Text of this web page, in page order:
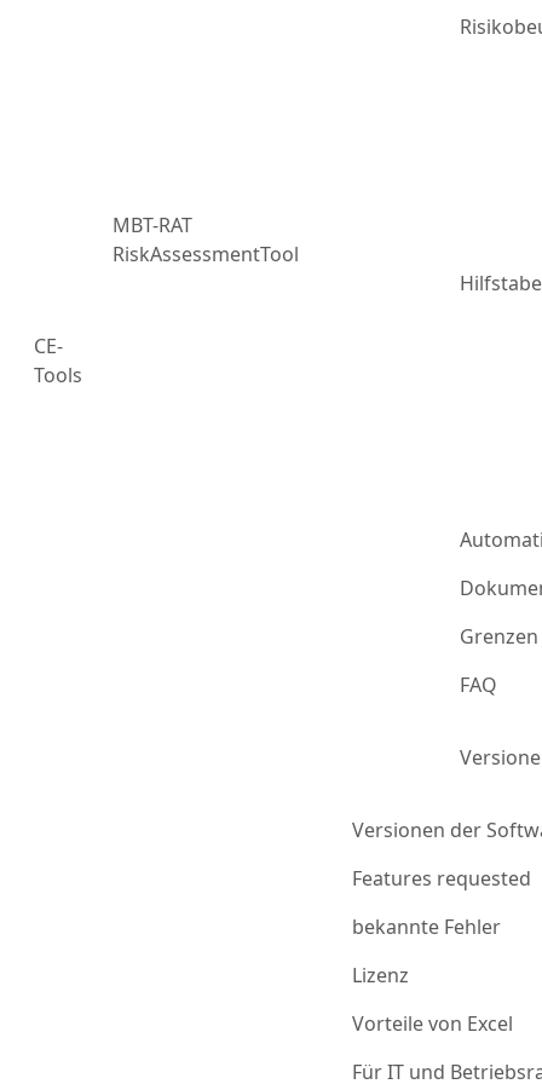
CE-
Tools
MBT-RAT
RiskAssessmentTool
FAQ
Versionen der
Features requested
bekannte Fehler
Lizenz
Vorteile von Excel
Für IT und